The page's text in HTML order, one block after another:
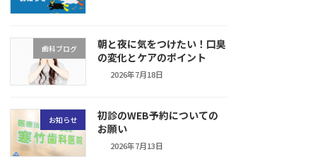
歯科ブログ
朝と夜に気をつけたい！口臭
の変化とケアのポイント
2026年7月18日
お知らせ
初診のWEB予約についての
お願い
2026年7月13日